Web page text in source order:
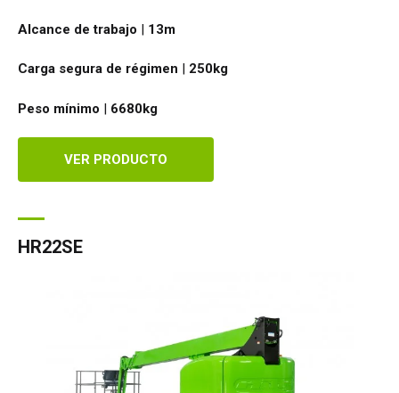
Alcance de trabajo | 13m
Carga segura de régimen | 250kg
Peso mínimo | 6680kg
VER PRODUCTO
HR22SE